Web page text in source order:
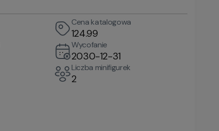
Cena katalogowa
124.99
Wycofanie
2030-12-31
Liczba minifigurek
2